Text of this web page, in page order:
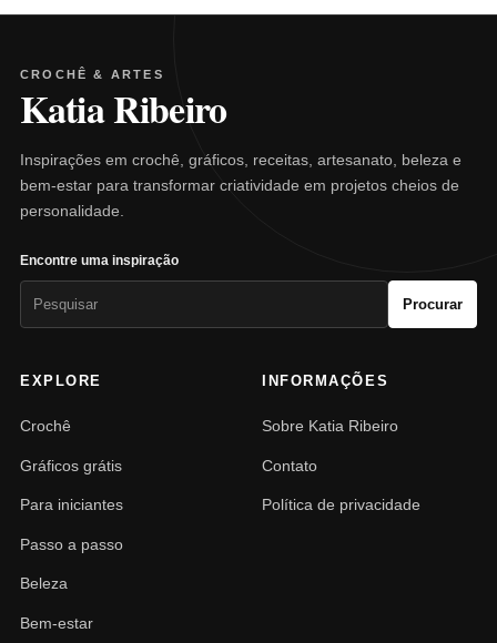
CROCHÊ & ARTES
Katia Ribeiro
Inspirações em crochê, gráficos, receitas, artesanato, beleza e
bem-estar para transformar criatividade em projetos cheios de
personalidade.
Encontre uma inspiração
Procurar
EXPLORE
Crochê
Gráficos grátis
Para iniciantes
Passo a passo
Beleza
Bem-estar
INFORMAÇÕES
Sobre Katia Ribeiro
Contato
Política de privacidade